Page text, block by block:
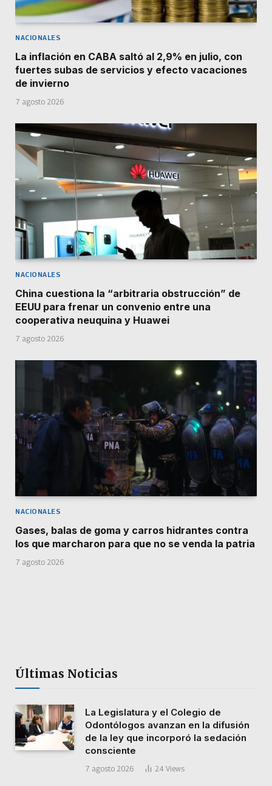
NACIONALES
La inflación en CABA saltó al 2,9% en julio, con
fuertes subas de servicios y efecto vacaciones
de invierno
7 agosto 2026
NACIONALES
China cuestiona la “arbitraria obstrucción” de
EEUU para frenar un convenio entre una
cooperativa neuquina y Huawei
7 agosto 2026
NACIONALES
Gases, balas de goma y carros hidrantes contra
los que marcharon para que no se venda la patria
7 agosto 2026
Últimas Noticias
La Legislatura y el Colegio de
Odontólogos avanzan en la difusión
de la ley que incorporó la sedación
consciente
7 agosto 2026 24 Views